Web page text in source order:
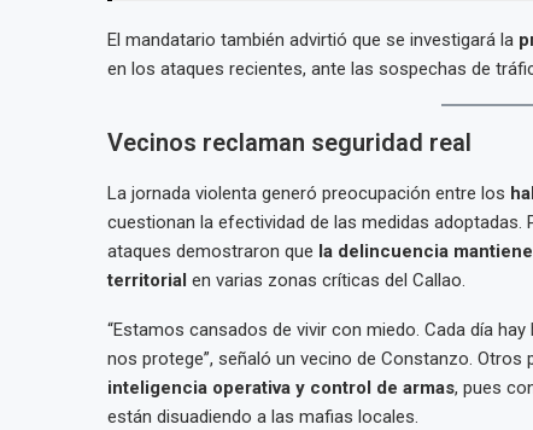
El mandatario también advirtió que se investigará la
en los ataques recientes, ante las sospechas de
Vecinos reclaman seguridad real
La jornada violenta generó preocupación entre los
cuestionan la efectividad de las medidas adoptadas.
ataques demostraron que la delincuencia
territorial en varias zonas críticas del Callao.
“Estamos cansados de vivir con miedo. Cada día
nos protege”, señaló un vecino de Constanzo. Otros
inteligencia operativa y control de armas, pues
están disuadiendo a las mafias locales.